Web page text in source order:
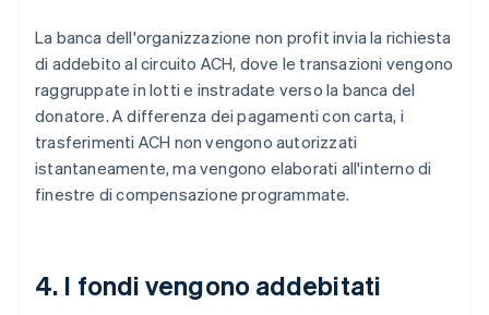
La banca dell'organizzazione non profit invia la richiesta
di addebito al circuito ACH, dove le transazioni vengono
raggruppate in lotti e instradate verso la banca del
donatore. A differenza dei pagamenti con carta, i
trasferimenti ACH non vengono autorizzati
istantaneamente, ma vengono elaborati all'interno di
finestre di compensazione programmate.
4. I fondi vengono addebitati